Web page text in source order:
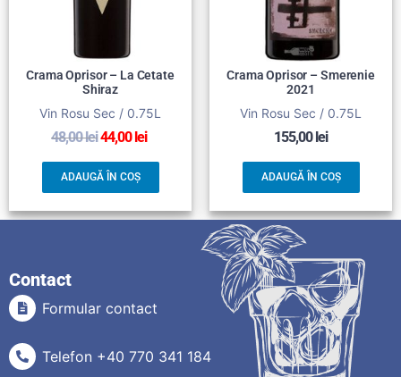
Crama Oprisor – La Cetate
Shiraz
Vin Rosu Sec / 0.75L
48,00lei44,00 lei
ADAUGĂ ÎN COȘ
Crama Oprisor – Smerenie
2021
Vin Rosu Sec / 0.75L
155,00 lei
ADAUGĂ ÎN COȘ
Contact
Formular contact
Telefon +40 770 341 184